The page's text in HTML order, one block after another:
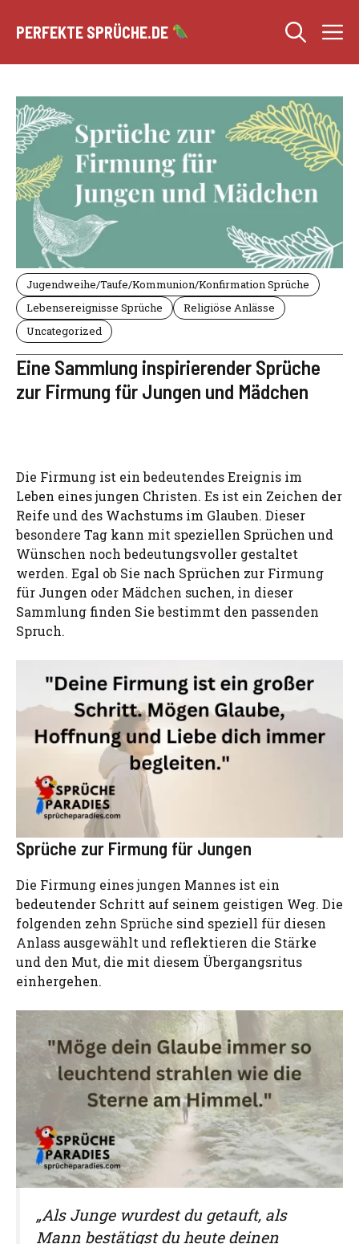
Inhalt
PERFEKTE SPRÜCHE.DE
Jugendweihe/Taufe/Kommunion/Konfirmation Sprüche
Lebensereignisse Sprüche
Religiöse Anlässe
Uncategorized
Eine Sammlung inspirierender Sprüche
zur Firmung für Jungen und Mädchen
Die Firmung ist ein bedeutendes Ereignis im
Leben eines jungen Christen. Es ist ein Zeichen der
Reife und des Wachstums im Glauben. Dieser
besondere Tag kann mit speziellen Sprüchen und
Wünschen noch bedeutungsvoller gestaltet
werden. Egal ob Sie nach Sprüchen zur Firmung
für Jungen oder Mädchen suchen, in dieser
Sammlung finden Sie bestimmt den passenden
Spruch.
Sprüche zur Firmung für Jungen
Die Firmung eines jungen Mannes ist ein
bedeutender Schritt auf seinem geistigen Weg. Die
folgenden zehn Sprüche sind speziell für diesen
Anlass ausgewählt und reflektieren die Stärke
und den Mut, die mit diesem Übergangsritus
einhergehen.
„Als Junge wurdest du getauft, als
Mann bestätigst du heute deinen